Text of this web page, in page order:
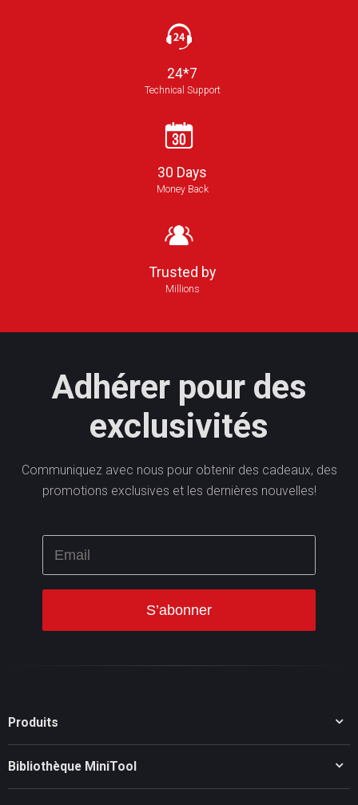
24*7
Technical Support
30 Days
Money Back
Trusted by
Millions
Adhérer pour des
exclusivités
Communiquez avec nous pour obtenir des cadeaux, des
promotions exclusives et les dernières nouvelles!
Produits
MiniTool Power Data Recovery
Bibliothèque MiniTool